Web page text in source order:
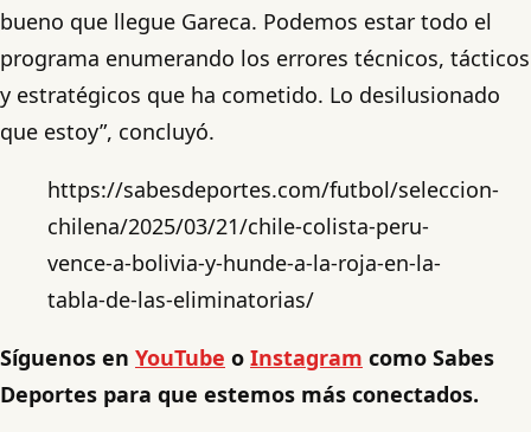
bueno que llegue Gareca. Podemos estar todo el
programa enumerando los errores técnicos, tácticos
y estratégicos que ha cometido. Lo desilusionado
que estoy”, concluyó.
https://sabesdeportes.com/futbol/seleccion-
chilena/2025/03/21/chile-colista-peru-
vence-a-bolivia-y-hunde-a-la-roja-en-la-
tabla-de-las-eliminatorias/
Síguenos en YouTube o Instagram como Sabes
Deportes para que estemos más conectados.